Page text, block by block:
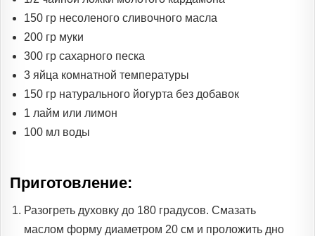
150 гр несоленого сливочного масла
200 гр муки
300 гр сахарного песка
3 яйца комнатной температуры
150 гр натурального йогурта без добавок
1 лайм или лимон
100 мл воды
Приготовление:
Разогреть духовку до 180 градусов. Смазать
маслом форму диаметром 20 см и проложить дно